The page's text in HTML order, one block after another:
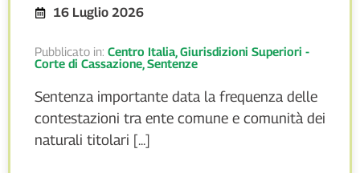
16 Luglio 2026
Pubblicato in: Centro Italia, Giurisdizioni Superiori -
Corte di Cassazione, Sentenze
Sentenza importante data la frequenza delle
contestazioni tra ente comune e comunità dei
naturali titolari [...]